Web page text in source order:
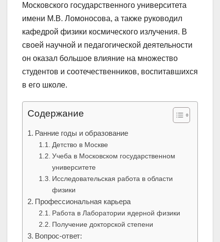
Московского государственного университета
имени М.В. Ломоносова, а также руководил
кафедрой физики космического излучения. В
своей научной и педагогической деятельности
он оказал большое влияние на множество
студентов и соотечественников, воспитавшихся
в его школе.
Содержание
Ранние годы и образование
Детство в Москве
Учеба в Московском государственном
университете
Исследовательская работа в области
физики
Профессиональная карьера
Работа в Лаборатории ядерной физики
Получение докторской степени
Вопрос-ответ: